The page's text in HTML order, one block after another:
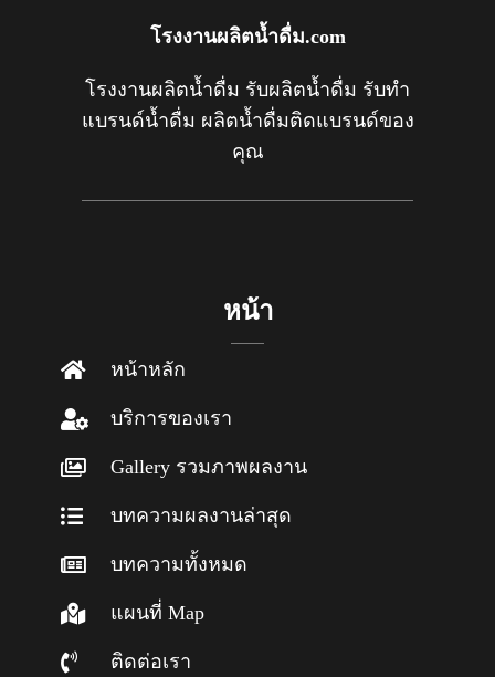
โรงงานผลิตน้ำดื่ม.com
โรงงานผลิตน้ำดื่ม รับผลิตน้ำดื่ม รับทำ
แบรนด์น้ำดื่ม ผลิตน้ำดื่มติดแบรนด์ของ
คุณ
หน้า
หน้าหลัก
บริการของเรา
Gallery รวมภาพผลงาน
บทความผลงานล่าสุด
บทความทั้งหมด
แผนที่ Map
ติดต่อเรา